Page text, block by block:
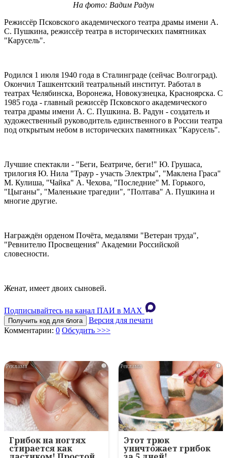
На фото: Вадим Радун
Режиссёр Псковского академического театра драмы имени А.
С. Пушкина, режиссёр театра в исторических памятниках
"Карусель".
Родился 1 июля 1940 года в Сталинграде (сейчас Волгоград).
Окончил Ташкентский театральный институт. Работал в
театрах Челябинска, Воронежа, Новокузнецка, Красноярска. С
1985 года - главный режиссёр Псковского академического
театра драмы имени А. С. Пушкина. В. Радун - создатель и
художественный руководитель единственного в России театра
под открытым небом в исторических памятниках "Карусель".
Лучшие спектакли - "Беги, Беатриче, беги!" Ю. Грушаса,
трилогия Ю. Нила "Траур - участь Электры", "Маклена Граса"
М. Кулиша, "Чайка" А. Чехова, "Последние" М. Горького,
"Цыганы", "Маленькие трагедии", "Полтава" А. Пушкина и
многие другие.
Награждён орденом Почёта, медалями "Ветеран труда",
"Ревнителю Просвещения" Академии Российской
словесности.
Женат, имеет двоих сыновей.
Подписывайтесь на канал ПАИ в MAХ
Получить код для блога
Версия для печати
Комментарии: 0 Обсудить >>>
i
Грибок на ногтях
стирается как
i
Этот трюк
уничтожает грибок